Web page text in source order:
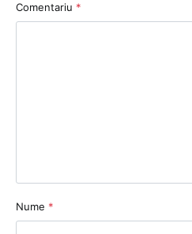
Comentariu *
Nume *